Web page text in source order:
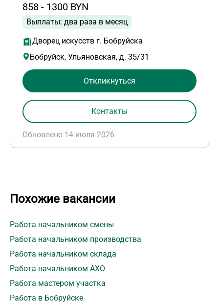
858 - 1300 BYN
Выплаты: два раза в месяц
Дворец искусств г. Бобруйска
Бобруйск, Ульяновская, д. 35/31
Обновлено 14 июля 2026
Откликнуться
Контакты
Похожие вакансии
Работа начальником смены
Работа начальником производства
Работа начальником склада
Работа начальником АХО
Работа мастером участка
Работа в Бобруйске